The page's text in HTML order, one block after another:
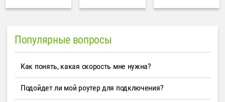
Популярные вопросы
Как понять, какая скорость мне нужна?
Подойдет ли мой роутер для подключения?